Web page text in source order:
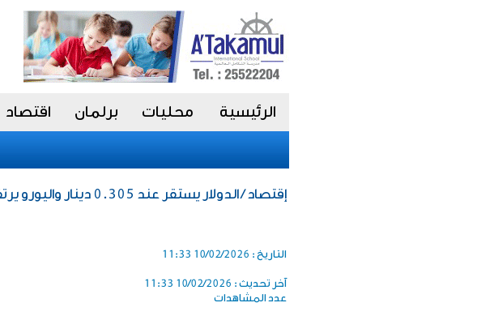
الرئيسية محليات برلمان اقتصاد
إقتصاد / الدولار يستقر عند 0.305 دينار واليورو يرتفع إلى 0.363
التاريخ : 10/02/2026 11:33
آخر تحديث : 10/02/2026 11:33
عدد المشاهدات